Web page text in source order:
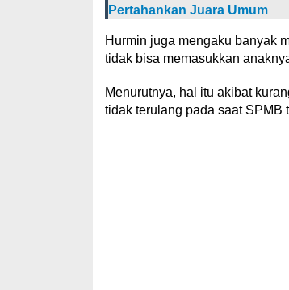
Pertahankan Juara Umum
Hurmin juga mengaku banyak
tidak bisa memasukkan
Menurutnya, hal itu akibat
tidak terulang pada saat SPMB